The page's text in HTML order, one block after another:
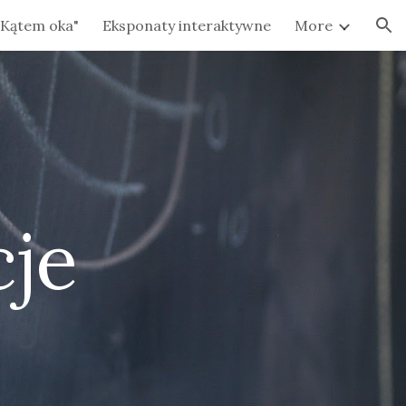
oka" Eksponaty interaktywne More